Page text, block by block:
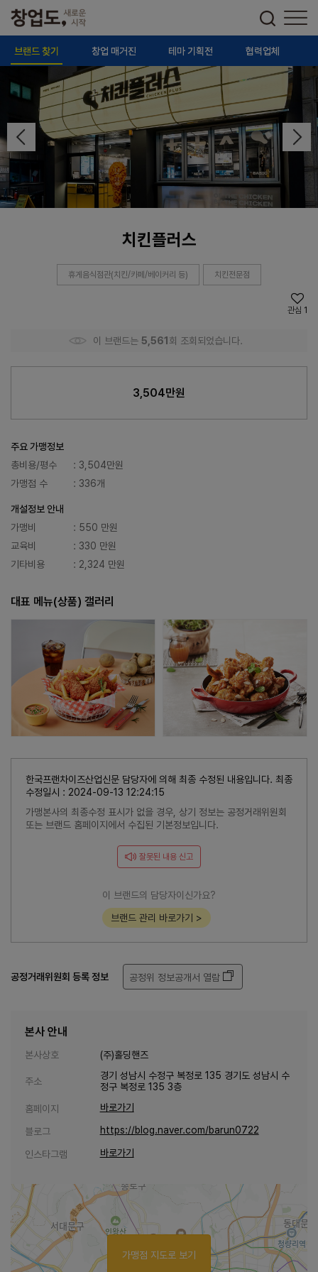
브랜드 찾기 창업 매거진 테마 기획전 협력업체
치킨플러스
휴게음식점관(치킨/카페/베이커리 등) 치킨전문점
관심 1
이 브랜드는 5,561 회 조회되었습니다.
3,504만원
주요 가맹정보
총비용/평수
: 3,504만원
가맹점 수
: 336개
개설정보 안내
가맹비
: 550 만원
교육비
: 330 만원
기타비용
: 2,324 만원
대표 메뉴(상품) 갤러리
한국프랜차이즈산업신문 담당자에 의해 최종 수정된 내용입니다. 최종
수정일시 : 2024-09-13 12:24:15
가맹본사의 최종수정 표시가 없을 경우, 상기 정보는 공정거래위원회
또는 브랜드 홈페이지에서 수집된 기본정보입니다.
잘못된 내용 신고
이 브랜드의 담당자이신가요?
브랜드 관리 바로가기 >
공정거래위원회 등록 정보 공정위 정보공개서 열람
본사 안내
본사상호 (주)홀딩핸즈
주소
경기 성남시 수정구 복정로 135 경기도 성남시 수
정구 복정로 135 3층
홈페이지
바로가기
블로그 https://blog.naver.com/barun0722
인스타그램 바로가기
가맹점 지도로 보기